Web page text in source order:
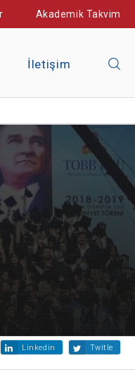
Akademik Takvim
İletişim
Linkedin Twitle